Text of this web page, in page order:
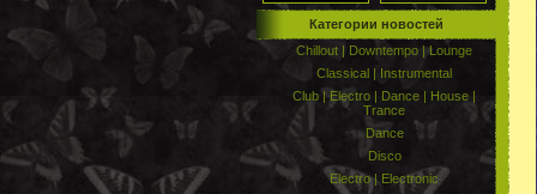
Категории новостей
Chillout | Downtempo | Lounge
Classical | Instrumental
Club | Electro | Dance | House |
Trance
Dance
Disco
Electro | Electronic